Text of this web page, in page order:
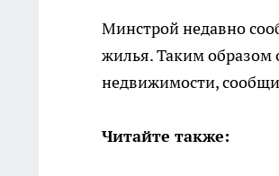
Минстрой недавно
жилья. Таким образом
недвижимости,
Читайте также: